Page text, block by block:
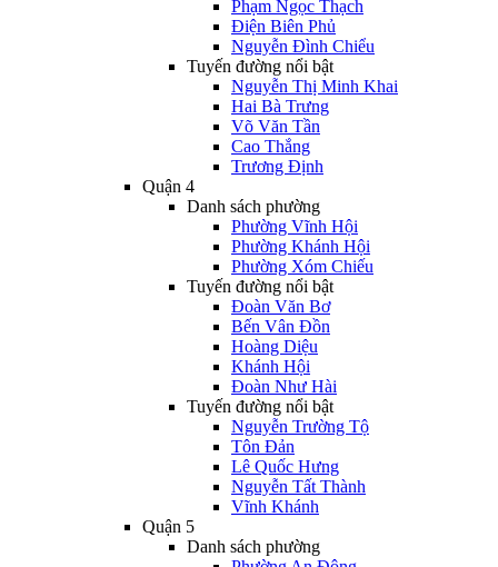
Phạm Ngọc Thạch
Điện Biên Phủ
Nguyễn Đình Chiểu
Tuyến đường nổi bật
Nguyễn Thị Minh Khai
Hai Bà Trưng
Võ Văn Tần
Cao Thắng
Trương Định
Quận 4
Danh sách phường
Phường Vĩnh Hội
Phường Khánh Hội
Phường Xóm Chiếu
Tuyến đường nổi bật
Đoàn Văn Bơ
Bến Vân Đồn
Hoàng Diệu
Khánh Hội
Đoàn Như Hài
Tuyến đường nổi bật
Nguyễn Trường Tộ
Tôn Đản
Lê Quốc Hưng
Nguyễn Tất Thành
Vĩnh Khánh
Quận 5
Danh sách phường